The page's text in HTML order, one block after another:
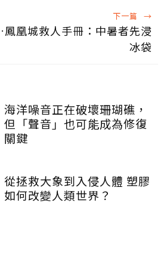
下一篇 →
凰城救人手冊：中暑者先浸
冰袋
海洋噪音正在破壞珊瑚礁，
但「聲音」也可能成為修復
關鍵
從拯救大象到入侵人體 塑膠
如何改變人類世界？